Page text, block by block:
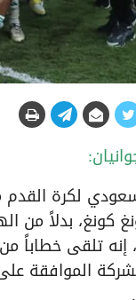
كونغ، بدلاً
تلقى خطاباً
الموافقة